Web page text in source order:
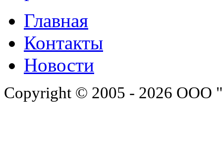
Главная
Контакты
Новости
Copyright © 2005 - 2026 ООО